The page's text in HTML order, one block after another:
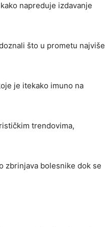
napreduje izdavanje
što u prometu najviše
je itekako imuno na
trendovima,
zbrinjava bolesnike dok se